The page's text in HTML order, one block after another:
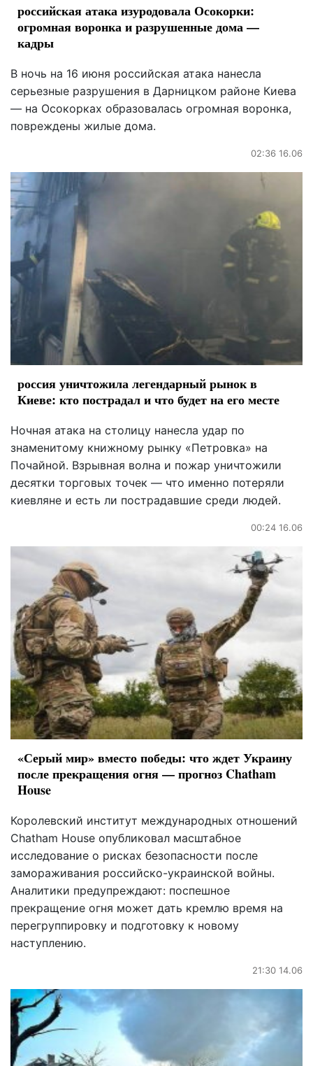
российская атака изуродовала Осокорки:
огромная воронка и разрушенные дома —
кадры
В ночь на 16 июня российская атака нанесла
серьезные разрушения в Дарницком районе Киева
— на Осокорках образовалась огромная воронка,
повреждены жилые дома.
02:36 16.06
россия уничтожила легендарный рынок в
Киеве: кто пострадал и что будет на его месте
Ночная атака на столицу нанесла удар по
знаменитому книжному рынку «Петровка» на
Почайной. Взрывная волна и пожар уничтожили
десятки торговых точек — что именно потеряли
киевляне и есть ли пострадавшие среди людей.
00:24 16.06
«Серый мир» вместо победы: что ждет Украину
после прекращения огня — прогноз Chatham
House
Королевский институт международных отношений
Chatham House опубликовал масштабное
исследование о рисках безопасности после
замораживания российско-украинской войны.
Аналитики предупреждают: поспешное
прекращение огня может дать кремлю время на
перегруппировку и подготовку к новому
наступлению.
21:30 14.06